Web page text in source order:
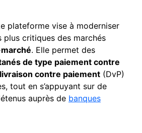
plateforme vise à moderniser
plus critiques des marchés
. Elle permet des
de type paiement contre
livraison contre paiement (DvP)
tout en s’appuyant sur de
auprès de banques